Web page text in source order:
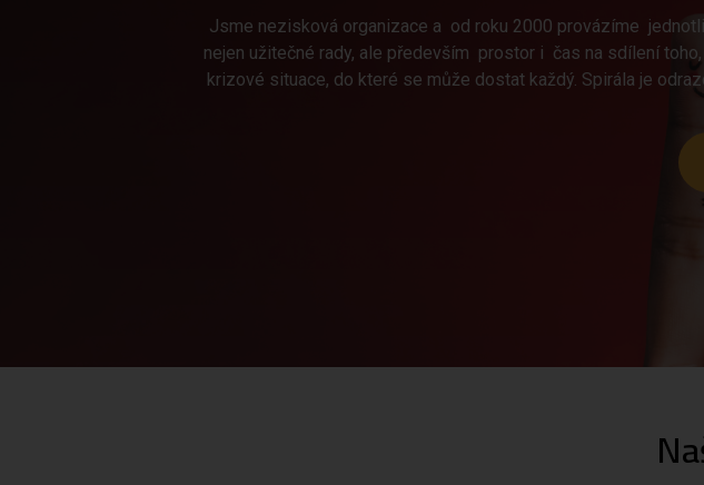
Jsme nezisková organizace a od roku 2000 provázíme
nejen užitečné rady, ale především prostor i čas na sdílení
krizové situace, do které se může dostat každý. Spirála je